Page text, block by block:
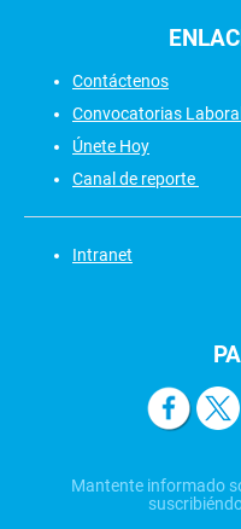
Contáctenos
Convocatorias
Únete Hoy
Canal de reporte
Intranet
Mantente informado